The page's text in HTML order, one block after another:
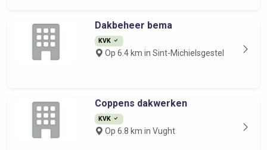
Dakbeheer bema
KVK
Op 6.4 km in Sint-Michielsgestel
Coppens dakwerken
KVK
Op 6.8 km in Vught